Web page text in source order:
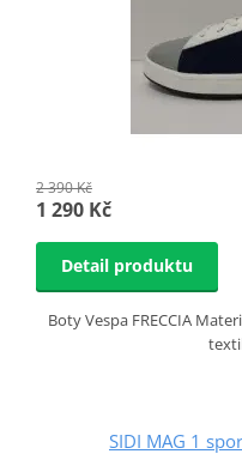
2 390 Kč
1 290 Kč
Detail produktu
Boty Vespa FRECCIA
SIDI MAG 1